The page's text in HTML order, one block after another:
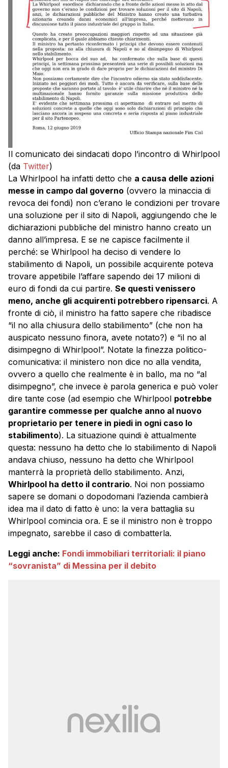
Il comunicato dei sindacati dopo l’incontro di Whirlpool
(da Twitter)
La Whirlpool ha infatti detto che a causa delle azioni
messe in campo dal governo (ovvero la minaccia di
revoca dei fondi) non c’erano le condizioni per trovare
una soluzione per il sito di Napoli, aggiungendo che le
dichiarazioni pubbliche del ministro hanno creato un
danno all’impresa. E se ne capisce facilmente il
perché: se Whirlpool ha deciso di vendere lo
stabilimento di Napoli, un possibile acquirente poteva
trovare appetibile l’affare sapendo dei 17 milioni di
euro di fondi da cui partire. Se questi venissero
meno, anche gli acquirenti potrebbero ripensarci. A
fronte di ciò, il ministro ha fatto sapere che ribadisce
“il no alla chiusura dello stabilimento” (che non ha
auspicato nessuno finora, avete notato?) e “il no al
disimpegno di Whirlpool”. Notate la finezza politico-
comunicativa: il ministero non dice no alla vendita,
ovvero a quello che realmente è in ballo, ma no “al
disimpegno”, che invece è parola generica e può voler
dire tante cose (ad esempio che Whirlpool potrebbe
garantire commesse per qualche anno al nuovo
proprietario per tenere in piedi in ogni caso lo
stabilimento). La situazione quindi è attualmente
questa: nessuno ha detto che lo stabilimento di Napoli
andava chiuso, nessuno ha detto che Whirlpool
manterrà la proprietà dello stabilimento. Anzi,
Whirlpool ha detto il contrario. Noi non possiamo
sapere se domani o dopodomani l’azienda cambierà
idea ma il dato di fatto è uno: la vera battaglia su
Whirlpool comincia ora. E se il ministro non è troppo
impegnato, sarebbe il caso di combatterla.
Leggi anche: Fondi immobiliari territoriali: il piano
“sovranista” di Messina per il debito